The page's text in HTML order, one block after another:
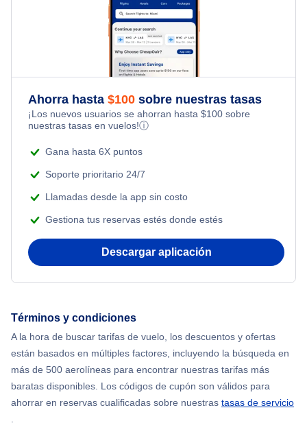
Flights Under $199
Flights from Toronto to Shanghai
Flights from Nueva York to Milán
Flights from Nueva York to Tel Aviv
Flights from Nueva York to Estanbul
Flights from Nueva York to Singapur
Flights from Nueva York to Mumbai
Flights from Shanghai to Nueva York
Flights from Nueva York to Seúl
Flights from Nueva York to Hong Kong
Honeymoon Vacations
Adventure Vacations
Ahorra hasta $100 sobre nuestras tasas
¡Los nuevos usuarios se ahorran hasta $100 sobre
nuestras tasas en vuelos!ⓘ
Gana hasta 6X puntos
Soporte prioritario 24/7
Llamadas desde la app sin costo
Gestiona tus reservas estés donde estés
Descargar aplicación
Términos y condiciones
A la hora de buscar tarifas de vuelo, los descuentos y ofertas
están basados en múltiples factores, incluyendo la búsqueda en
más de 500 aerolíneas para encontrar nuestras tarifas más
baratas disponibles. Los códigos de cupón son válidos para
ahorrar en reservas cualificadas sobre nuestras tasas de servicio
.